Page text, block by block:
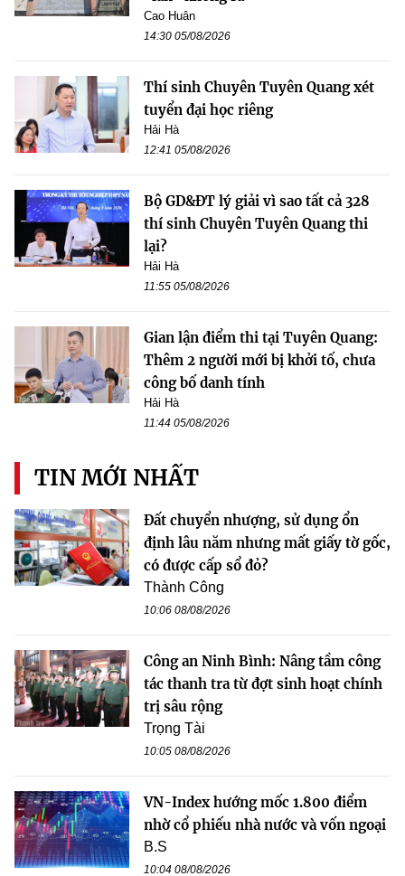
Cao Huân
14:30 05/08/2026
Thí sinh Chuyên Tuyên Quang xét
tuyển đại học riêng
Hải Hà
12:41 05/08/2026
Bộ GD&ĐT lý giải vì sao tất cả 328
thí sinh Chuyên Tuyên Quang thi
lại?
Hải Hà
11:55 05/08/2026
Gian lận điểm thi tại Tuyên Quang:
Thêm 2 người mới bị khởi tố, chưa
công bố danh tính
Hải Hà
11:44 05/08/2026
TIN MỚI NHẤT
Đất chuyển nhượng, sử dụng ổn
định lâu năm nhưng mất giấy tờ gốc,
có được cấp sổ đỏ?
Thành Công
10:06 08/08/2026
Công an Ninh Bình: Nâng tầm công
tác thanh tra từ đợt sinh hoạt chính
trị sâu rộng
Trọng Tài
10:05 08/08/2026
VN-Index hướng mốc 1.800 điểm
nhờ cổ phiếu nhà nước và vốn ngoại
B.S
10:04 08/08/2026